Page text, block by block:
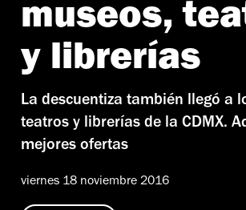
museos,
y librerías
La descuentiza también llegó a
teatros y librerías de la CDMX.
mejores ofertas
viernes 18 noviembre 2016